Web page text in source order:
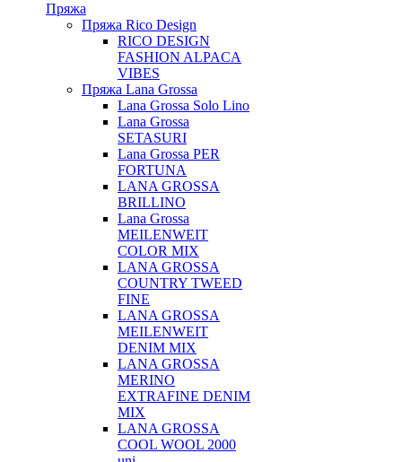
Пряжа
Пряжа Rico Design
RICO DESIGN
FASHION ALPACA
VIBES
Пряжа Lana Grossa
Lana Grossa Solo Lino
Lana Grossa
SETASURI
Lana Grossa PER
FORTUNA
LANA GROSSA
BRILLINO
Lana Grossa
MEILENWEIT
COLOR MIX
LANA GROSSA
COUNTRY TWEED
FINE
LANA GROSSA
MEILENWEIT
DENIM MIX
LANA GROSSA
MERINO
EXTRAFINE DENIM
MIX
LANA GROSSA
COOL WOOL 2000